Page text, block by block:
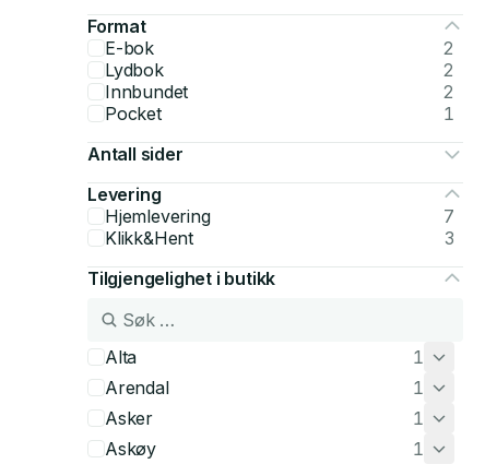
Format
E-bok
2
Lydbok
2
Innbundet
2
Pocket
1
Antall sider
Levering
Hjemlevering
7
Klikk&Hent
3
Tilgjengelighet i butikk
Alta
1
Arendal
1
Asker
1
Askøy
1